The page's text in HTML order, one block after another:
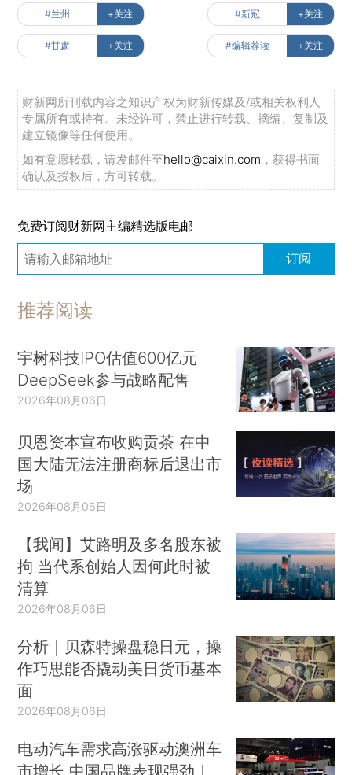
#兰州 +关注 #新冠 +关注
#甘肃 +关注 #编辑荐读 +关注
财新网所刊载内容之知识产权为财新传媒及/或相关权利人
专属所有或持有。未经许可，禁止进行转载、摘编、复制及
建立镜像等任何使用。
如有意愿转载，请发邮件至hello@caixin.com ，获得书面
确认及授权后，方可转载。
免费订阅财新网主编精选版电邮
订阅
推荐阅读
宇树科技IPO估值600亿元
DeepSeek参与战略配售
2026年08月06日
贝恩资本宣布收购贡茶 在中
国大陆无法注册商标后退出市
场
2026年08月06日
【我闻】艾路明及多名股东被
拘 当代系创始人因何此时被
清算
2026年08月06日
分析｜贝森特操盘稳日元，操
作巧思能否撬动美日货币基本
面
2026年08月06日
电动汽车需求高涨驱动澳洲车
市增长 中国品牌表现强劲｜